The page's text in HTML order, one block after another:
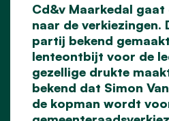
Cd&v Maarkedal
naar de verkiezingen.
partij bekend
lenteontbijt voor de
gezellige drukte
bekend dat Simon
de kopman wordt